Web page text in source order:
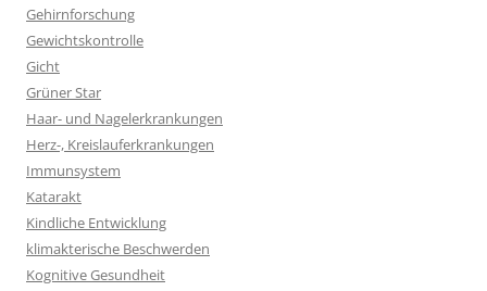
Gehirnforschung
Gewichtskontrolle
Gicht
Grüner Star
Haar- und Nagelerkrankungen
Herz-, Kreislauferkrankungen
Immunsystem
Katarakt
Kindliche Entwicklung
klimakterische Beschwerden
Kognitive Gesundheit